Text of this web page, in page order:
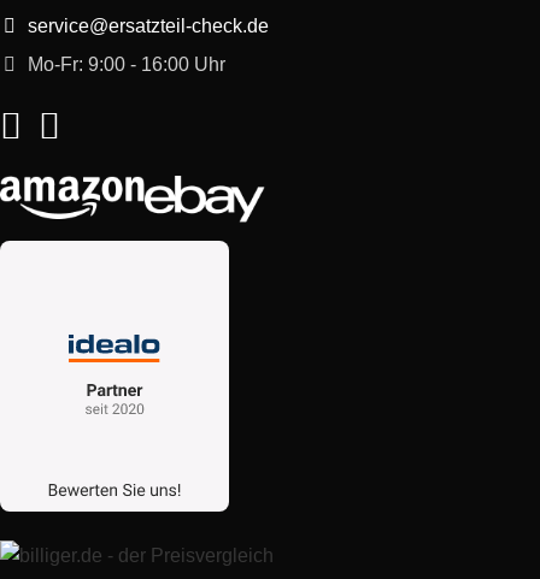
service@ersatzteil-check.de
Mo-Fr: 9:00 - 16:00 Uhr